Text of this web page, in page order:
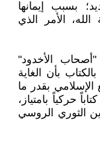
بسبب إيمانها
الأمر الذي
الأخدود"
بأن الغاية
الإسلامي بقدر ما
حركياً بامتياز،
الثوري الروسي